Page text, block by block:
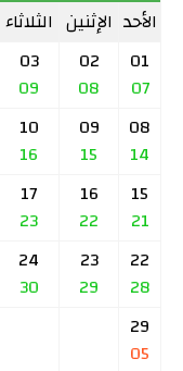
الأحد الإثنين الثلاثاء
01
07
02
08
03
09
08
14
09
15
10
16
15
21
16
22
17
23
22
28
23
29
24
30
29
05